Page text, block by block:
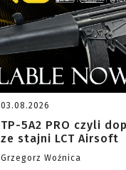
03.08.2026
TP-5A2 PRO czyli
ze stajni LCT Airsoft
Grzegorz Woźnica